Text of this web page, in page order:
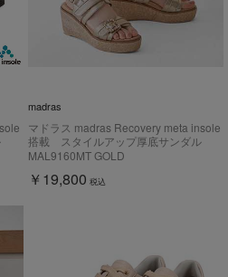
madras
マドラス madras Recovery meta insole
搭載 スタイルアップ厚底サンダル
MAL9160MT
MAL9160MT GOLD
￥19,800 税込